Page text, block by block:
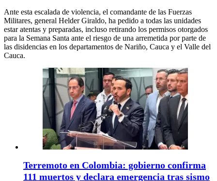
Ante esta escalada de violencia, el comandante de las Fuerzas
Militares, general Helder Giraldo, ha pedido a todas las unidades
estar atentas y preparadas, incluso retirando los permisos otorgados
para la Semana Santa ante el riesgo de una arremetida por parte de
las disidencias en los departamentos de Nariño, Cauca y el Valle del
Cauca.
Terremoto en Colombia: gobierno confirma
111 muertos y declara emergencia tras sismo